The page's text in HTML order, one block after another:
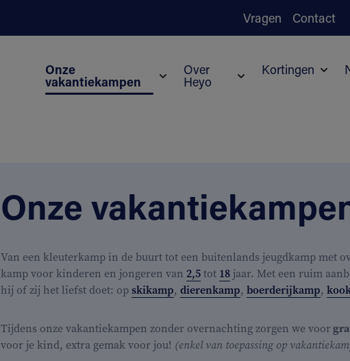
Vragen Contact
Onze
vakantiekampen
Submenu voor Onze vakantiekampen
Over
Heyo
Kortingen
Onze
Van een kleuterkamp in de buurt tot een buitenlands jeugdkamp met
kamp voor kinderen en jongeren van 2,5tot 18 jaar. Met een ruim
hij of zij het liefst doet: opskikamp, dierenkamp, boerderijkamp,
Tijdens onze vakantiekampen zonder overnachting zorgen we voor
voor je kind, extra gemak voor jou! (enkel van toepassing op